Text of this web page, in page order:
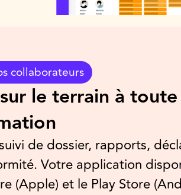
collaborateurs
le terrain à toute
de dossier, rapports,
Votre application
(Apple) et le Play Store